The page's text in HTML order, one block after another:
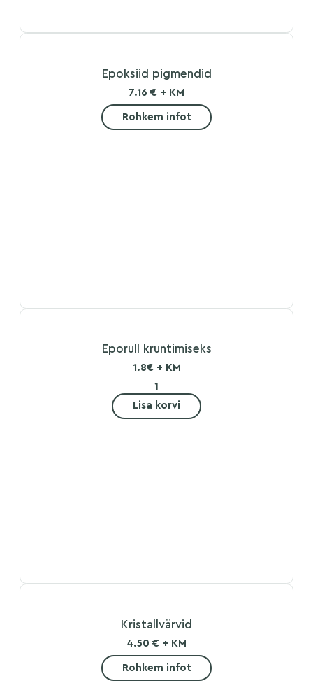
Epoksiid pigmendid
7.16 € + KM
Rohkem infot
Eporull kruntimiseks
1.8€ + KM
Lisa korvi
Kristallvärvid
4.50 € + KM
Rohkem infot